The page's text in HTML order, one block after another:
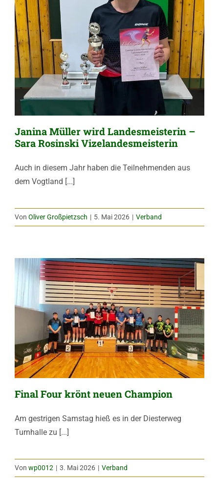
Janina Müller wird Landesmeisterin –
Sara Rosinski Vizelandesmeisterin
Auch in diesem Jahr haben die Teilnehmenden aus
dem Vogtland [...]
Von Oliver Großpietzsch | 5. Mai 2026 | Verband
Final Four krönt neuen Champion
Am gestrigen Samstag hieß es in der Diesterweg
Turnhalle zu [...]
Von wp0012 | 3. Mai 2026 | Verband